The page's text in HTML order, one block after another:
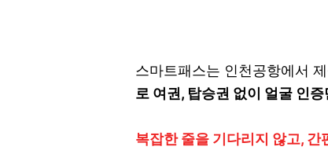
스마트패스는 인천공항에서
로 여권, 탑승권 없이 얼굴 인
복잡한 줄을 기다리지 않고,